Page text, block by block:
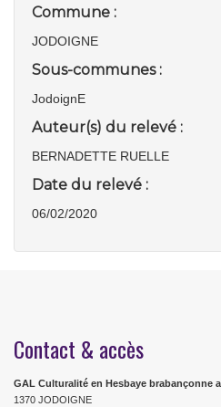
Commune :
JODOIGNE
Sous-communes :
JodoignE
Auteur(s) du relevé :
BERNADETTE RUELLE
Date du relevé :
06/02/2020
Contact & accès
GAL Culturalité en Hesbaye brabançonne
1370 JODOIGNE